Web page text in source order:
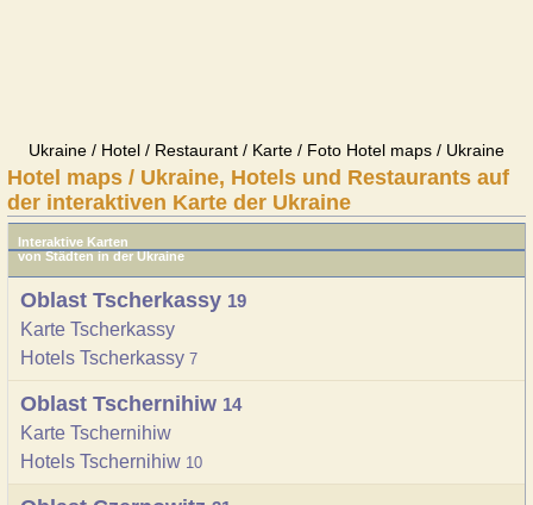
Ukraine / Hotel / Restaurant / Karte / Foto Hotel maps / Ukraine
Hotel maps / Ukraine, Hotels und Restaurants auf
der interaktiven Karte der Ukraine
Interaktive Karten
von Städten in der Ukraine
Oblast Tscherkassy 19
Karte Tscherkassy
Hotels Tscherkassy 7
Oblast Tschernihiw 14
Karte Tschernihiw
Hotels Tschernihiw 10